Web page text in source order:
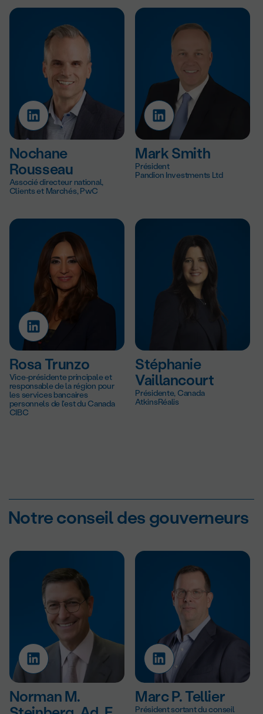
Nochane
Rousseau
Associé directeur national,
Clients et Marchés, PwC
Mark Smith
Président
Pandion Investments Ltd
Rosa Trunzo
Vice-présidente principale et
responsable de la région pour
les services bancaires
personnels de l'est du Canada
CIBC
Stéphanie
Vaillancourt
Présidente, Canada
AtkinsRéalis
Notre conseil des gouverneurs
Norman M.
Marc P. Tellier
Président sortant du conseil